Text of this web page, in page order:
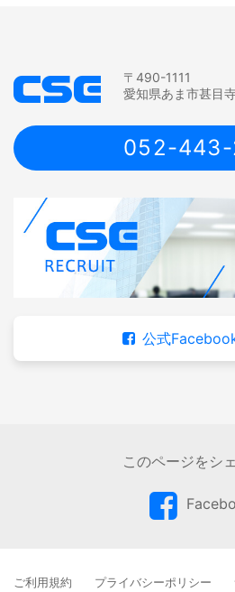
〒490-1111
愛知県あま市甚目
052-443-
公式
このページをシ
ご利用規約 プライバシーポリシー